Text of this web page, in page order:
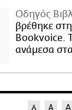
Οδηγός
βρέθηκε
Bookvoice.
ανάμεσα